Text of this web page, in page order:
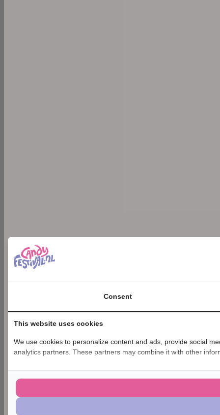
Consent
This website uses cookies
We use cookies to personalize content and ads, provide social
analytics partners. These partners may combine it with other